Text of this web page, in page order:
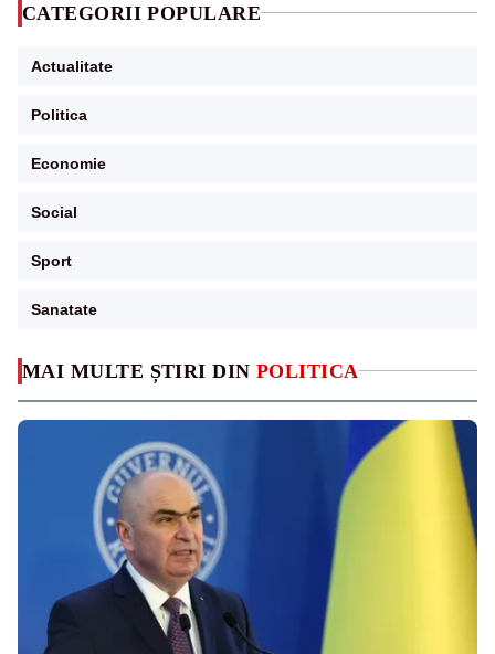
MAI MULTE ȘTIRI DIN POLITICA
CATEGORII POPULARE
Actualitate
Politica
Economie
Social
Sport
Sanatate